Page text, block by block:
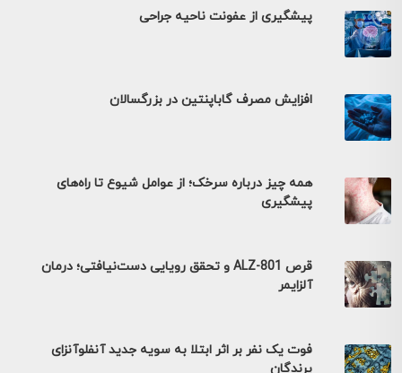
پیشگیری از عفونت ناحیه جراحی
افزایش مصرف گاباپنتین در بزرگسالان
همه چیز درباره سرخک؛ از عوامل شیوع تا راه‌های
پیشگیری
قرص ALZ-801 و تحقق رویایی دست‌نیافتی؛ درمان
آلزایمر
فوت یک نفر بر اثر ابتلا به سویه جدید آنفلوآنزای
پرندگان